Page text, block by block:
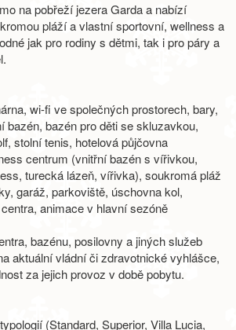
na pobřeží jezera Garda a nabízí
pláží a vlastní sportovní, wellness a
jak pro rodiny s dětmi, tak i pro páry a
wi-fi ve společných prostorech, bary,
bazén, bazén pro děti se skluzavkou,
stolní tenis, hotelová půjčovna
centrum (vnitřní bazén s vířivkou,
turecká lázeň, vířivka), soukromá pláž
garáž, parkoviště, úschovna kol,
animace v hlavní sezóně
bazénu, posilovny a jiných služeb
aktuální vládní či zdravotnické vyhlášce,
za jejich provoz v době pobytu.
(Standard, Superior, Villa Lucia,